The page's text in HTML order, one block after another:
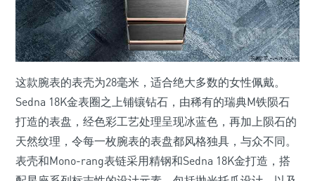
这款腕表的表壳为28毫米，适合绝大多数的女性佩戴。
Sedna 18K金表圈之上铺镶钻石，由稀有的瑞典M铁陨石
打造的表盘，经色彩工艺处理呈现冰蓝色，再加上陨石的
天然纹理，令每一枚腕表的表盘都风格独具，与众不同。
表壳和Mono-rang表链采用精钢和Sedna 18K金打造，搭